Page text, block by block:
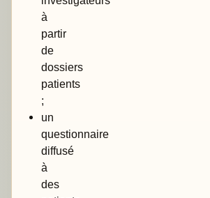
à
partir
de
dossiers
patients
;
un
questionnaire
diffusé
à
des